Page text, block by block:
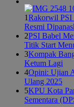
1Rakorwil PSI
Resmi
2PSI Babel
Titik Start
3Kompak
Ketum Lagi
4Opini: Ujian
Ulang 2025
5KPU Kota
Sementara